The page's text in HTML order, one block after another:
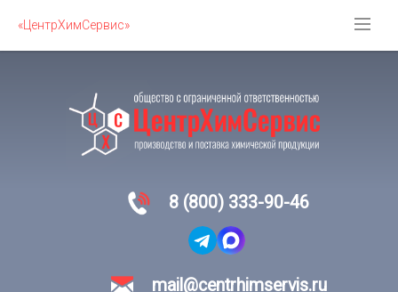
«ЦентрХимСервис»
8 (800) 333-90-46
mail@centrhimservis.ru